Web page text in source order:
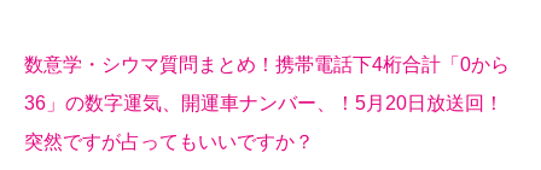
数意学・シウマ質問まとめ！携帯電話下4桁合計「0から
36」の数字運気、開運車ナンバー、！5月20日放送回！
突然ですが占ってもいいですか？